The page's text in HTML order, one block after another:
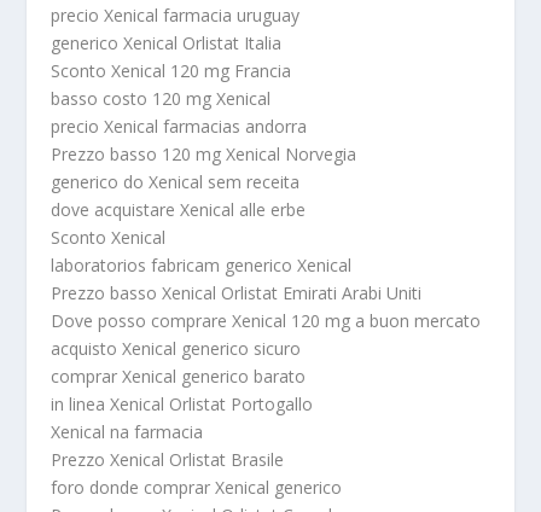
precio Xenical farmacia uruguay
generico Xenical Orlistat Italia
Sconto Xenical 120 mg Francia
basso costo 120 mg Xenical
precio Xenical farmacias andorra
Prezzo basso 120 mg Xenical Norvegia
generico do Xenical sem receita
dove acquistare Xenical alle erbe
Sconto Xenical
laboratorios fabricam generico Xenical
Prezzo basso Xenical Orlistat Emirati Arabi Uniti
Dove posso comprare Xenical 120 mg a buon mercato
acquisto Xenical generico sicuro
comprar Xenical generico barato
in linea Xenical Orlistat Portogallo
Xenical na farmacia
Prezzo Xenical Orlistat Brasile
foro donde comprar Xenical generico